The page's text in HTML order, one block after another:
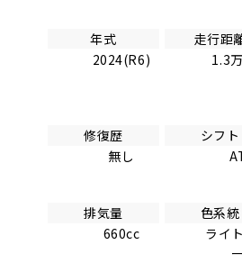
年式
2024(R6)
走行距
1.3
修復歴
無し
シフト
排気量
660cc
色系統
ライ
ー